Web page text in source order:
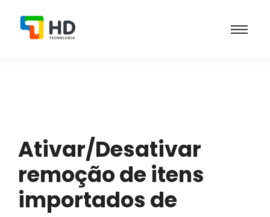
Ativar/Desativar
remoção de itens
importados de